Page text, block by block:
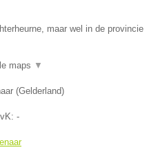
maar wel in de provincie
maps ▼
(Gelderland)
-